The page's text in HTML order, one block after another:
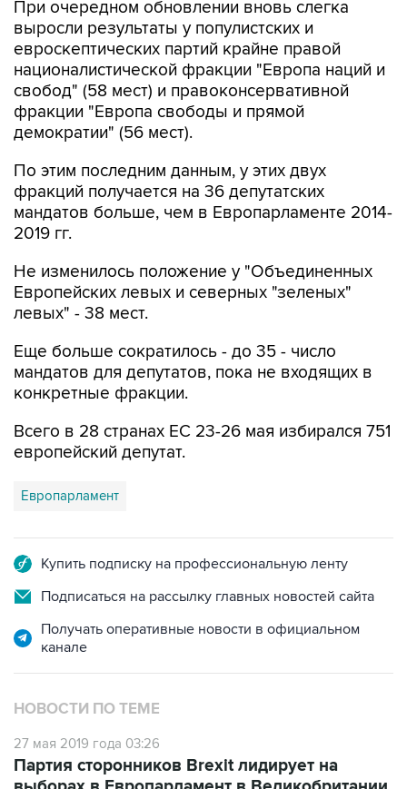
евроскептических партий крайне правой
националистической фракции "Европа наций и
свобод" (58 мест) и правоконсервативной
фракции "Европа свободы и прямой
демократии" (56 мест).
По этим последним данным, у этих двух
мандатов больше, чем в Европарламенте 2014-
2019 гг.
Не изменилось положение у "Объединенных
левых" - 38 мест.
Еще больше сократилось - до 35 - число
конкретные фракции.
Всего в 28 странах ЕС 23-26 мая избирался 751
Европарламент
Подписаться на рассылку главных новостей сайта
Получать оперативные новости в официальном
НОВОСТИ ПО ТЕМЕ
27 мая 2019 года 03:26
выборах в Европарламент в Великобритании